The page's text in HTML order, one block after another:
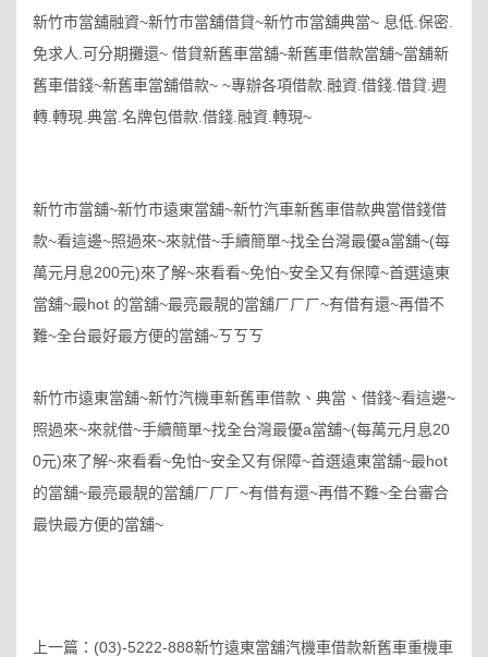
新竹市當舖融資~新竹市當舖借貸~新竹市當舖典當~ 息低 保密
免求人 可分期攤還~ 借貸新舊車當舖~新舊車借款當舖~當舖新
舊車借錢~新舊車當舖借款~ ~專辦各項借款 融資 借錢 借貸 週
轉 轉現 典當 名牌包借款 借錢 融資 轉現~
新竹市當舖~新竹市遠東當舖~新竹汽車新舊車借款典當借錢借
款~看這邊~照過來~來就借~手續簡單~找全台灣最優a當舖~(每
萬元月息200元)來了解~來看看~免怕~安全又有保障~首選遠東
當舖~最hot 的當舖~最亮最靚的當舖ㄏㄏㄏ~有借有還~再借不
難~全台最好最方便的當舖~ㄎㄎㄎ
新竹市遠東當舖~新竹汽機車新舊車借款、典當、借錢~看這邊~
照過來~來就借~手續簡單~找全台灣最優a當舖~(每萬元月息20
0元)來了解~來看看~免怕~安全又有保障~首選遠東當舖~最hot
的當舖~最亮最靚的當舖ㄏㄏㄏ~有借有還~再借不難~全台審合
最快最方便的當舖~
上一篇： (03)-5222-888新竹遠東當舖汽機車借款新舊車重機車